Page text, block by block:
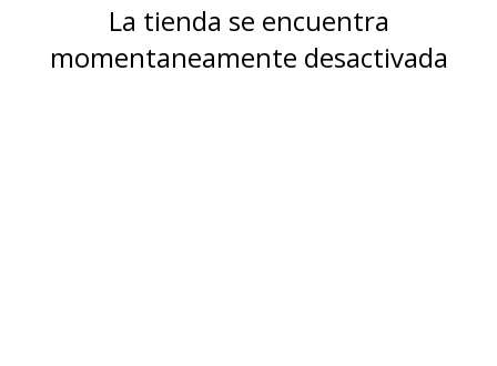
La tienda se encuentra
momentaneamente desactivada